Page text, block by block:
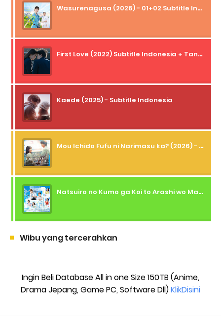
Wasurenagusa (2026) - 01+02 Subtitle Indonesia
First Love (2022) Subtitle Indonesia + Tanpa Iklan + Streaming + 1080p
Kaede (2025) - Subtitle Indonesia
Mou Ichido Fufu ni Narimasu ka? (2026) - 01 Subtitle Indonesia
Natsuiro no Kumo ga Koi to Arashi wo Makiokosu (2026) - 01 Subtitle Indonesia
Wibu yang tercerahkan
Ingin Beli Database All in one Size 150TB (Anime,
Drama Jepang, Game PC, Software Dll)KlikDisini